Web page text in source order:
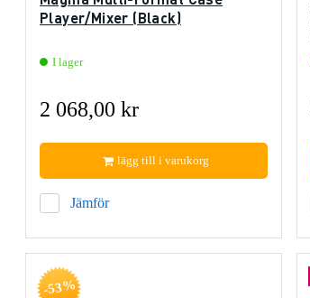
Player/Mixer (Black)
I lager
2 068,00 kr
Jämför
lägg till i varukorg
-53%